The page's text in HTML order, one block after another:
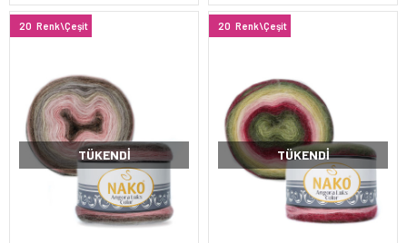
20 Renk\Çeşit
TÜKENDI
20 Renk\Çeşit
TÜKENDI